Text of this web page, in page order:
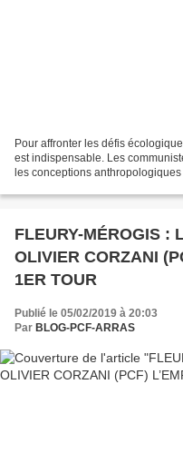
Pour affronter les défis
est indispensable. Les
les conceptions
FLEURY-MÉROGIS :
OLIVIER CORZANI
1ER TOUR
Publié le 05/02/2019 à 20:03
Par BLOG-PCF-ARRAS